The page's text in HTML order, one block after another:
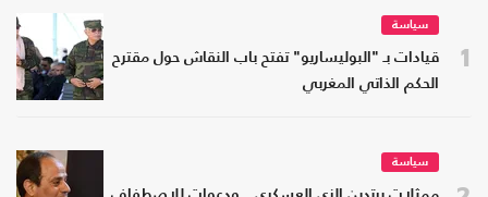
1
سياسة
قيادات بـ "البوليساريو" تفتح باب النقاش حول مقترح
الحكم الذاتي المغربي
سياسة